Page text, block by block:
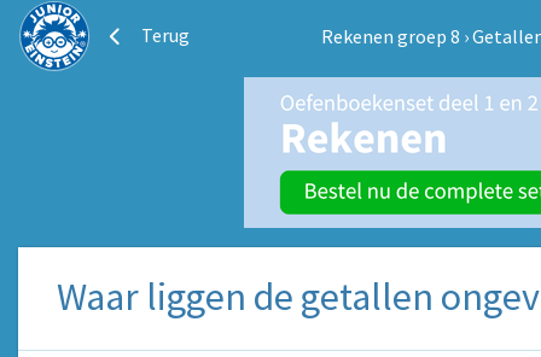
Terug Rekenen groep 8 ›
Waar liggen de getallen